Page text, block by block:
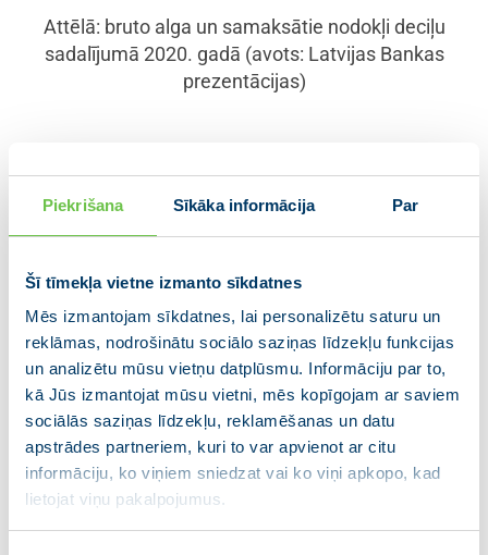
Piekrišana Sīkāka informācija Par
Šī tīmekļa vietne izmanto sīkdatnes
Mēs izmantojam sīkdatnes, lai personalizētu saturu un
reklāmas, nodrošinātu sociālo saziņas līdzekļu funkcijas
un analizētu mūsu vietņu datplūsmu. Informāciju par to,
kā Jūs izmantojat mūsu vietni, mēs kopīgojam ar saviem
sociālās saziņas līdzekļu, reklamēšanas un datu
apstrādes partneriem, kuri to var apvienot ar citu
informāciju, ko viņiem sniedzat vai ko viņi apkopo, kad
lietojat viņu pakalpojumus.
Attēlā: bruto alga un samaksātie nodokļi deciļu
sadalījumā 2020. gadā (avots: Latvijas Bankas
prezentācijas)
Sanāk, ka minimālās algas saņēmēja bērni valstij ir
mazāk vērtīgi nekā turīgāku vecāku bērni? Neesam
pirmā valsts, kas, cenšoties mazināt nodokļu slogu
tiek nostādīti relatīvi sliktākā pozīcijā. Dažas ES
valstis, tostarp Lietuva, pēdējos gados atcēla dažāda
veida atvieglojumus un to vietā sāka piemērot
nodokļa atlaides vai tiešus maksājumus¹. Šādi tiek
novērsta atbalsta regresivitāte un valsts skaidri
pasaka, ka tai ir vienlīdz svarīgs ikkatrs bērns.
Kā pretargumentu fiksētam pabalstam visiem
vecākiem IIN atvieglojumu vietā, bieži min mazāku
stimulu legāli strādāt, jo atbalsta saņemšanai tas nav